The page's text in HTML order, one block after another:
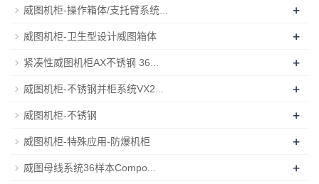
威图机柜-操作箱体/支托臂系统... +
威图机柜-卫生型设计威图箱体 +
紧凑性威图机柜AX不锈钢 36... +
威图机柜-不锈钢并柜系统VX2... +
威图机柜-不锈钢 +
威图机柜-特殊应用-防爆机柜 +
威图母线系统36样本Compo... +